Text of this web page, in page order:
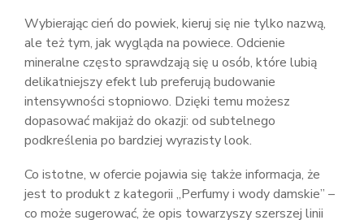
Wybierając cień do powiek, kieruj się nie tylko nazwą,
ale też tym, jak wygląda na powiece. Odcienie
mineralne często sprawdzają się u osób, które lubią
delikatniejszy efekt lub preferują budowanie
intensywności stopniowo. Dzięki temu możesz
dopasować makijaż do okazji: od subtelnego
podkreślenia po bardziej wyrazisty look.
Co istotne, w ofercie pojawia się także informacja, że
jest to produkt z kategorii „Perfumy i wody damskie” –
co może sugerować, że opis towarzyszy szerszej linii